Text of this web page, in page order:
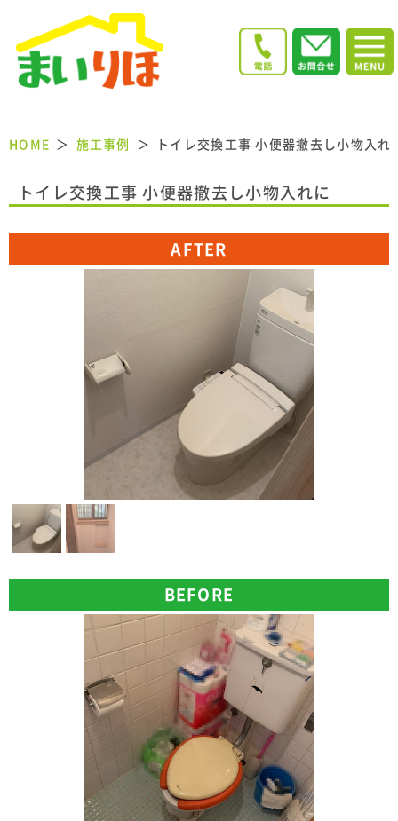
HOME 施工事例 トイレ交換工事 小便器撤去し小物入れ
トイレ交換工事 小便器撤去し小物入れに
AFTER
BEFORE